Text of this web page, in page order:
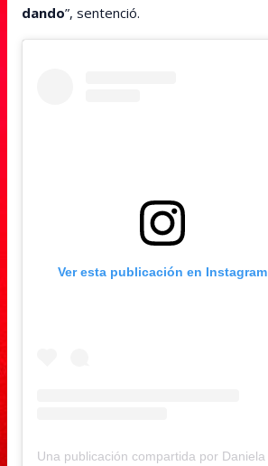
dando”, sentenció.
Ver esta publicación en Instagram